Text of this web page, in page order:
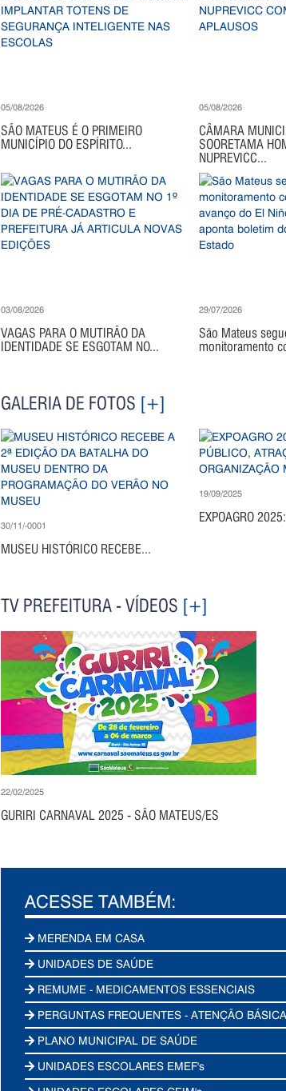
05/08/2026
SÃO MATEUS É O PRIMEIRO
MUNICÍPIO DO ESPÍRITO...
05/08/2026
CÂMARA
SOORETAMA
NUPREVICC...
03/08/2026
VAGAS PARA O MUTIRÃO DA
IDENTIDADE SE ESGOTAM NO...
29/07/2026
São Mateus
monitoramento
GALERIA DE FOTOS [+]
30/11/-0001
MUSEU HISTÓRICO RECEBE...
19/09/2025
EXPOAGRO
TV PREFEITURA - VÍDEOS [+]
22/02/2025
GURIRI CARNAVAL 2025 - SÃO MATEUS/ES
ACESSE TAMBÉM:
MERENDA EM CASA
UNIDADES DE SAÚDE
REMUME - MEDICAMENTOS ESSENCIAIS
PERGUNTAS FREQUENTES - ATENÇÃO BÁSICA
PLANO MUNICIPAL DE SAÚDE
UNIDADES ESCOLARES EMEF's